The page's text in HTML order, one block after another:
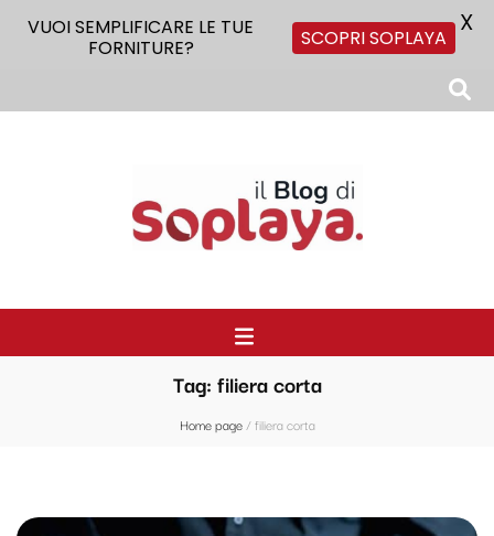
Tag: filiera corta
Home page/filiera corta
VUOI SEMPLIFICARE LE TUE
FORNITURE?
SCOPRI SOPLAYA X